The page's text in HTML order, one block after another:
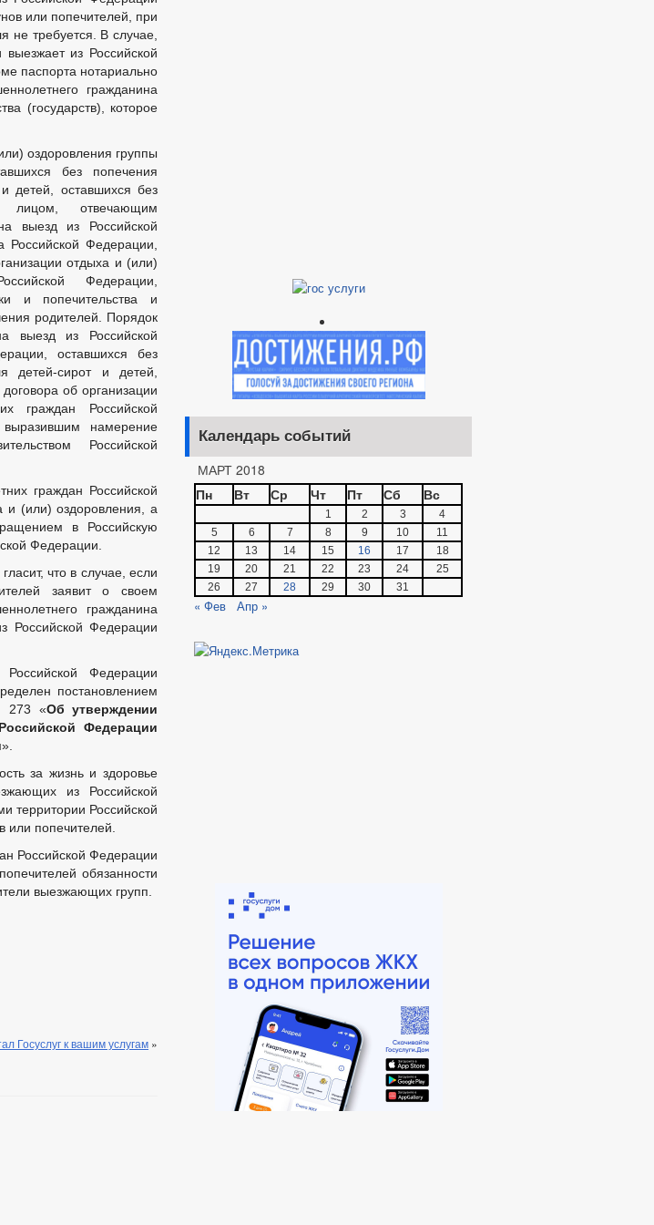
СТАТИСТИЧЕСКИЕ ДАННЫЕ
АТК
ТАРИФНАЯ КОМИССИЯ
И-КСП
В СФЕРЕ ЗАКУПОК
ИНФОРМАЦИЯ О РЕЗУЛЬТАТАХ ПРОВЕРОК
И ФУНКЦИИ
ЗАСЕДАНИЯ СОВЕТА ДЕПУТАТОВ
ДОХОДАХ ДЕПУТАТОВ
_
В СФЕРЕ ПРОТИВОДЕЙСТВИИ КОРРУПЦИИ
МЕТОДИЧЕСКИЕ РЕКОМЕНДАЦИИ
КОРРУПЦИИ, ДЛЯ ЗАПОЛНЕНИЯ
ИМУЩЕСТВЕННОГО ХАРАКТЕРА
И УРЕГУЛИРОВАНИЕ КОНФЛИКТА
_
ПОРУЧЕНИЙ
2021
2019
2018
ИЗМЕНЕНИЙ В УСТАВ
ПОСТАНОВЛЕНИЯ АДМИНИСТРАЦИИ
ПРОТЕСТЫ
ПОРЯДОК ОБЖАЛОВАНИЯ НПА
ФЕДЕРАЛЬНЫЕ ЗАКОНЫ
ПРОЕКТЫ АДМИНИСТРАТИВНЫХ РЕГЛАМЕНТОВ
МУНИЦИПАЛЬНЫХ УСЛУГ
МУНИЦИПАЛЬНЫЕ УСЛУГИ
КОТОРЫХ ОЦЕНИВАЕТСЯ ПРИ ПРОВЕДЕНИИ МЕРОПРИЯТИЙ ПО
ГРАФИК ПРИЕМА ГРАЖДАН
АНАЛИЗ ОБРАЩЕНИЙ ГРАЖДАН
И ЗАЯВЛЕНИЙ
или попечителей, при
не требуется. В случае,
из Российской
паспорта нотариально
гражданина
(государств), которое
оздоровления группы
без попечения
детей, оставшихся без
лицом, отвечающим
выезд из Российской
Российской Федерации,
отдыха и (или)
Федерации,
и попечительства и
родителей. Порядок
выезд из Российской
оставшихся без
детей-сирот и детей,
об организации
граждан Российской
намерение
Российской
граждан Российской
и (или) оздоровления, а
в Российскую
Федерации.
что в случае, если
заявит о своем
гражданина
Российской Федерации
Федерации
постановлением
273 «Об утверждении
Федерации
».
за жизнь и здоровье
из Российской
территории Российской
или попечителей.
Российской Федерации
обязанности
выезжающих групп.
Госуслуг к вашим услугам »
Календарь событий
МАРТ 2018
Пн
Вт Ср Чт Пт Сб Вс
1 2 3
4
5
6 7 8 9 10
11
12
13 14 15 16 17
18
19
20 21 22 23 24
25
26
27 28 29 30 31
« Фев Апр »